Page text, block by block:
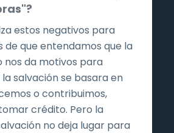
estos negativos para
de que entendamos que la
nos da motivos para
la salvación se basara en
o contribuimos,
crédito. Pero la
no deja lugar para